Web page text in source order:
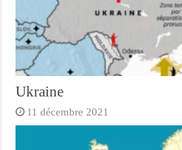
Ukraine
11 décembre 2021